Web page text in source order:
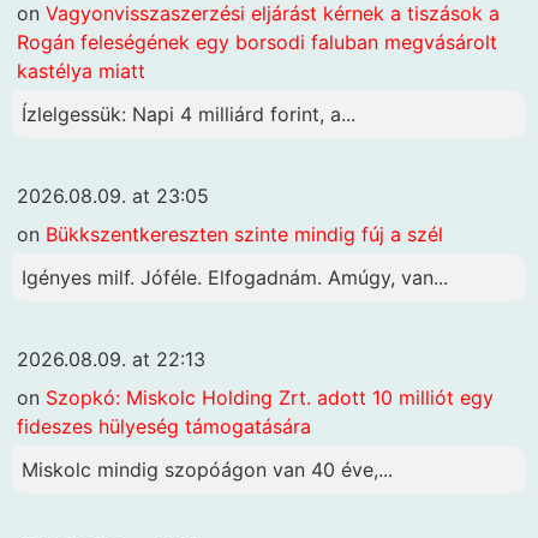
on Vagyonvisszaszerzési eljárást kérnek a tiszások a
Rogán feleségének egy borsodi faluban megvásárolt
kastélya miatt
Ízlelgessük: Napi 4 milliárd forint, a...
2026.08.09. at 23:05
on Bükkszentkereszten szinte mindig fúj a szél
Igényes milf. Jóféle. Elfogadnám. Amúgy, van...
2026.08.09. at 22:13
on Szopkó: Miskolc Holding Zrt. adott 10 milliót egy
fideszes hülyeség támogatására
Miskolc mindig szopóágon van 40 éve,...